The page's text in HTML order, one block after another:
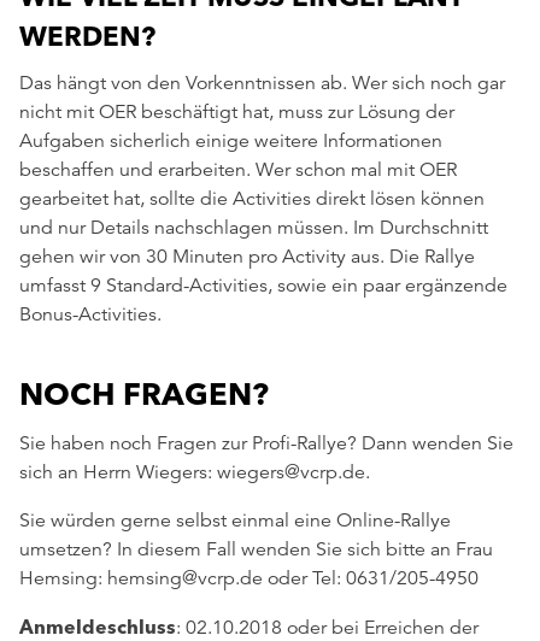
WERDEN?
Das hängt von den Vorkenntnissen ab. Wer sich noch gar
nicht mit OER beschäftigt hat, muss zur Lösung der
Aufgaben sicherlich einige weitere Informationen
beschaffen und erarbeiten. Wer schon mal mit OER
gearbeitet hat, sollte die Activities direkt lösen können
und nur Details nachschlagen müssen. Im Durchschnitt
gehen wir von 30 Minuten pro Activity aus. Die Rallye
umfasst 9 Standard-Activities, sowie ein paar ergänzende
Bonus-Activities.
NOCH FRAGEN?
Sie haben noch Fragen zur Profi-Rallye? Dann wenden Sie
sich an Herrn Wiegers: wiegers@vcrp.de.
Sie würden gerne selbst einmal eine Online-Rallye
umsetzen? In diesem Fall wenden Sie sich bitte an Frau
Hemsing: hemsing@vcrp.de oder Tel: 0631/205-4950
Anmeldeschluss: 02.10.2018 oder bei Erreichen der